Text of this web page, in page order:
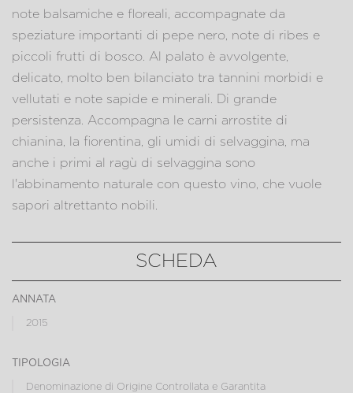
note balsamiche e floreali, accompagnate da
speziature importanti di pepe nero, note di ribes e
piccoli frutti di bosco. Al palato è avvolgente,
delicato, molto ben bilanciato tra tannini morbidi e
vellutati e note sapide e minerali. Di grande
persistenza. Accompagna le carni arrostite di
chianina, la fiorentina, gli umidi di selvaggina, ma
anche i primi al ragù di selvaggina sono
l'abbinamento naturale con questo vino, che vuole
sapori altrettanto nobili.
SCHEDA
annata
2015
tipologia
Denominazione di Origine Controllata e Garantita